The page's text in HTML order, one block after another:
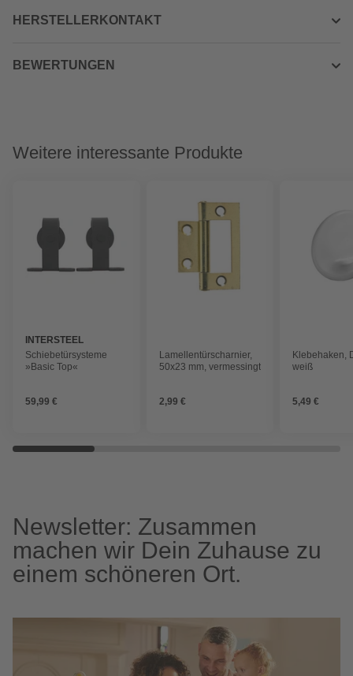
HERSTELLERKONTAKT
BEWERTUNGEN
Weitere interessante Produkte
INTERSTEEL
Schiebetürsysteme
»Basic Top«
59,99 €
Lamellentürscharnier,
50x23 mm, vermessingt
2,99 €
Klebehaken,
weiß
5,49 €
Newsletter: Zusammen
machen wir Dein Zuhause zu
einem schöneren Ort.